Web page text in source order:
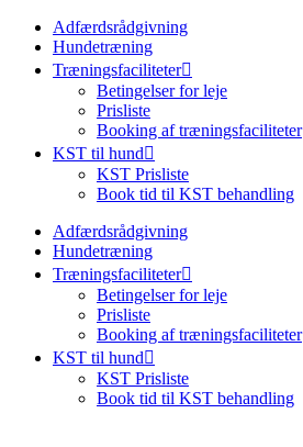
Adfærdsrådgivning
Hundetræning
Træningsfaciliteter
Betingelser for leje
Prisliste
Booking af træningsfaciliteter
KST til hund
KST Prisliste
Book tid til KST behandling
Adfærdsrådgivning
Hundetræning
Træningsfaciliteter
Betingelser for leje
Prisliste
Booking af træningsfaciliteter
KST til hund
KST Prisliste
Book tid til KST behandling